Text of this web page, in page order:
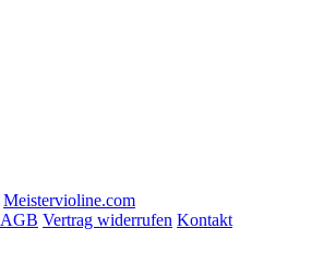
Meistervioline.com
AGB Vertrag widerrufen Kontakt